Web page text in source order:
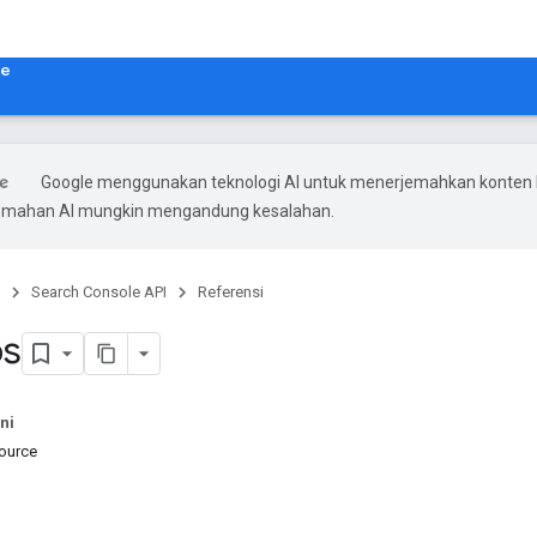
Google menggunakan teknologi AI untuk menerjemahkan konten
AI mungkin mengandung kesalahan.
Search Console API Referensi